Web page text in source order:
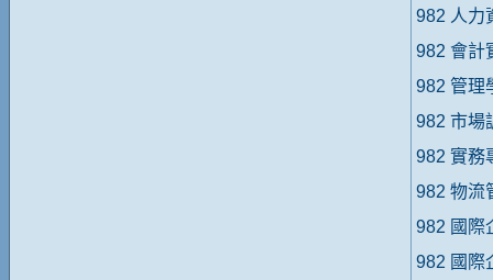
982 人力
982 會計
982 管理
982 市場
982 實務
982 物流
982 國際
982 國際